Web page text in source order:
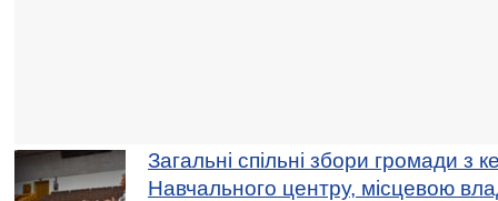
Загальні спільні збори громади з
Навчального центру, місцевою